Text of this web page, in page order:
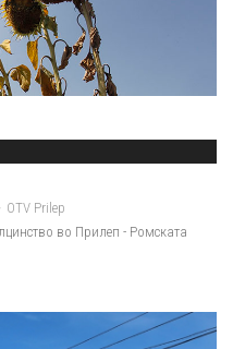
OTV Prilep
во Прилеп - Ромската